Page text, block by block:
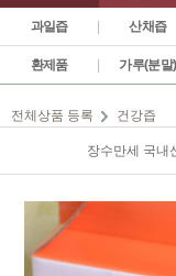
과일즙 | 산채즙
환제품 | 가루(분말)
전체상품 등록 건강즙
장수만세 국내